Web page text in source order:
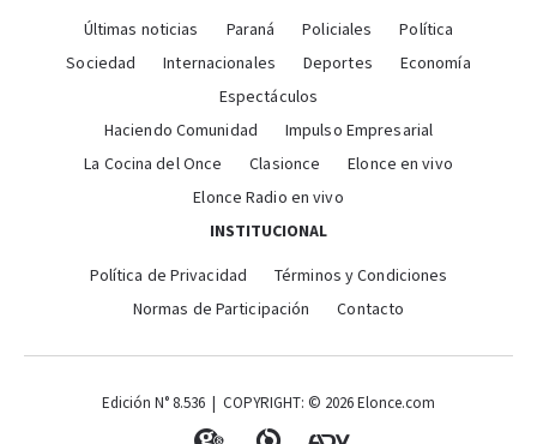
Últimas noticias Paraná Policiales
Política
Sociedad
Internacionales Deportes
Economía
Espectáculos
Haciendo Comunidad
Impulso Empresarial
La Cocina del Once
Clasionce
Elonce en vivo
Elonce Radio en vivo
INSTITUCIONAL
Política de Privacidad
Términos y Condiciones
Normas de Participación
Contacto
Edición N° 8.536 | COPYRIGHT: © 2026 Elonce.com